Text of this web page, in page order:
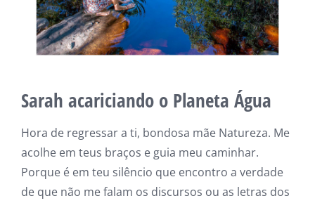
Sarah acariciando o Planeta Água
Hora de regressar a ti, bondosa mãe Natureza. Me
acolhe em teus braços e guia meu caminhar.
Porque é em teu silêncio que encontro a verdade
de que não me falam os discursos ou as letras dos